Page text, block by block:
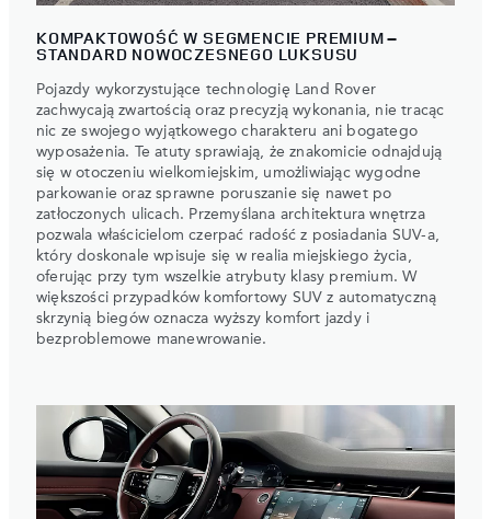
KOMPAKTOWOŚĆ W SEGMENCIE PREMIUM –
STANDARD NOWOCZESNEGO LUKSUSU
Pojazdy wykorzystujące technologię Land Rover
zachwycają zwartością oraz precyzją wykonania, nie tracąc
nic ze swojego wyjątkowego charakteru ani bogatego
wyposażenia. Te atuty sprawiają, że znakomicie odnajdują
się w otoczeniu wielkomiejskim, umożliwiając wygodne
parkowanie oraz sprawne poruszanie się nawet po
zatłoczonych ulicach. Przemyślana architektura wnętrza
pozwala właścicielom czerpać radość z posiadania SUV-a,
który doskonale wpisuje się w realia miejskiego życia,
oferując przy tym wszelkie atrybuty klasy premium. W
większości przypadków komfortowy SUV z automatyczną
skrzynią biegów oznacza wyższy komfort jazdy i
bezproblemowe manewrowanie.